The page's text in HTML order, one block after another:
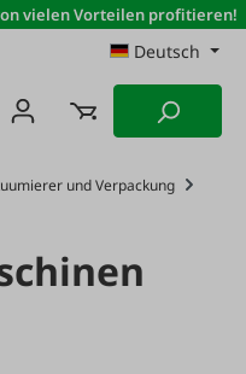
vielen Vorteilen profitieren!
Deutsch
und Verpackung